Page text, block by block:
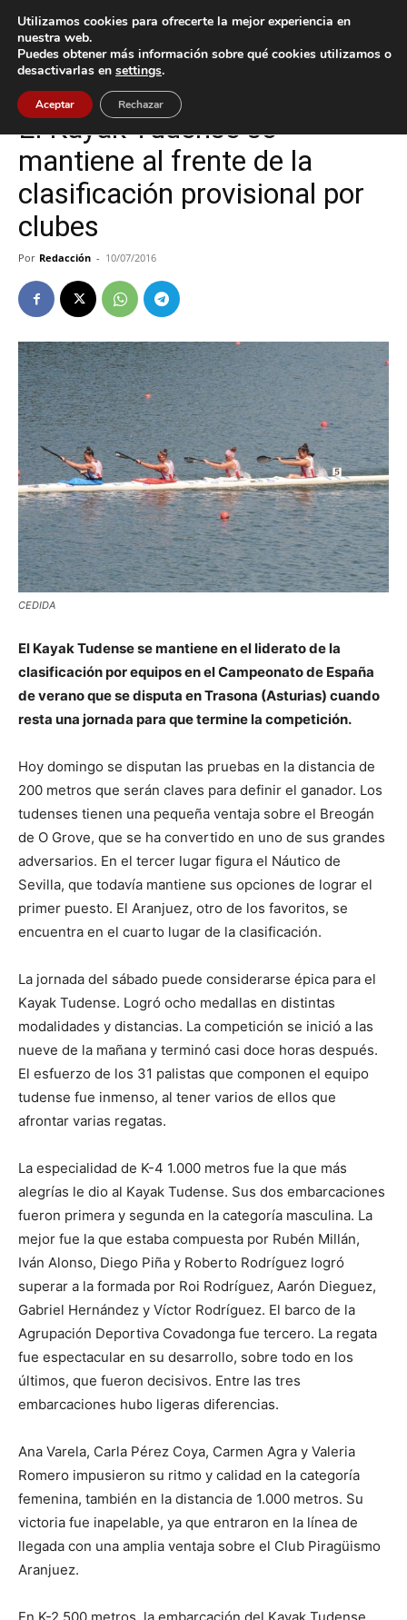
Inicio Deportes
Deportes Tui
El Kayak Tudense se
mantiene al frente de la
clasificación provisional por
clubes
Por Redacción - 10/07/2016
CEDIDA
El Kayak Tudense se mantiene en el liderato de la
clasificación por equipos en el Campeonato de España
de verano que se disputa en Trasona (Asturias) cuando
resta una jornada para que termine la competición.
Hoy domingo se disputan las pruebas en la distancia de
200 metros que serán claves para definir el ganador. Los
tudenses tienen una pequeña ventaja sobre el Breogán
de O Grove, que se ha convertido en uno de sus grandes
adversarios. En el tercer lugar figura el Náutico de
Sevilla, que todavía mantiene sus opciones de lograr el
primer puesto. El Aranjuez, otro de los favoritos, se
encuentra en el cuarto lugar de la clasificación.
La jornada del sábado puede considerarse épica para el
Kayak Tudense. Logró ocho medallas en distintas
modalidades y distancias. La competición se inició a las
nueve de la mañana y terminó casi doce horas después.
El esfuerzo de los 31 palistas que componen el equipo
tudense fue inmenso, al tener varios de ellos que
afrontar varias regatas.
La especialidad de K-4 1.000 metros fue la que más
alegrías le dio al Kayak Tudense. Sus dos embarcaciones
fueron primera y segunda en la categoría masculina. La
mejor fue la que estaba compuesta por Rubén Millán,
Iván Alonso, Diego Piña y Roberto Rodríguez logró
superar a la formada por Roi Rodríguez, Aarón Dieguez,
Gabriel Hernández y Víctor Rodríguez. El barco de la
Agrupación Deportiva Covadonga fue tercero. La regata
fue espectacular en su desarrollo, sobre todo en los
últimos, que fueron decisivos. Entre las tres
embarcaciones hubo ligeras diferencias.
Ana Varela, Carla Pérez Coya, Carmen Agra y Valeria
Romero impusieron su ritmo y calidad en la categoría
femenina, también en la distancia de 1.000 metros. Su
victoria fue inapelable, ya que entraron en la línea de
llegada con una amplia ventaja sobre el Club Piragüismo
Aranjuez.
Utilizamos cookies para ofrecerte la mejor experiencia en
nuestra web.
Puedes obtener más información sobre qué cookies utilizamos o
desactivarlas en settings.
Aceptar Rechazar